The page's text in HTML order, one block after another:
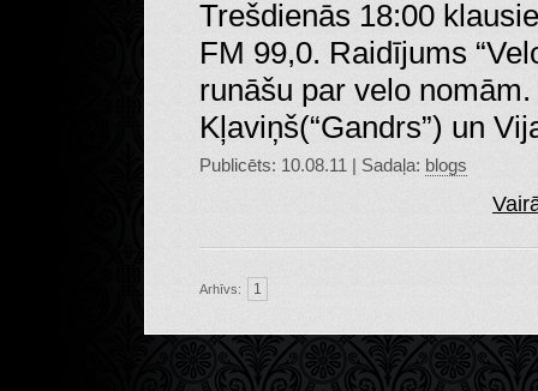
Trešdienās 18:00
FM 99,0. Raidījums
runāšu par velo
Kļaviņš(“Gandrs”) un
Publicēts: 10.08.11 | Sadaļa: blogs
Arhīvs: 1